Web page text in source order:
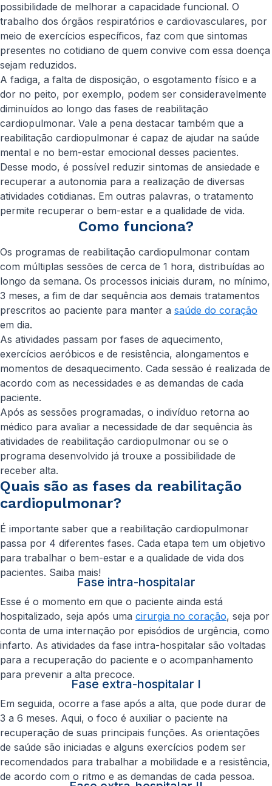
possibilidade de melhorar a capacidade funcional. O
trabalho dos órgãos respiratórios e cardiovasculares, por
meio de exercícios específicos, faz com que sintomas
presentes no cotidiano de quem convive com essa doença
sejam reduzidos.
A fadiga, a falta de disposição, o esgotamento físico e a
dor no peito, por exemplo, podem ser consideravelmente
diminuídos ao longo das fases de reabilitação
cardiopulmonar. Vale a pena destacar também que a
reabilitação cardiopulmonar é capaz de ajudar na saúde
mental e no bem-estar emocional desses pacientes.
Desse modo, é possível reduzir sintomas de ansiedade e
recuperar a autonomia para a realização de diversas
atividades cotidianas. Em outras palavras, o tratamento
permite recuperar o bem-estar e a qualidade de vida.
Como funciona?
Os programas de reabilitação cardiopulmonar contam
com múltiplas sessões de cerca de 1 hora, distribuídas ao
longo da semana. Os processos iniciais duram, no mínimo,
3 meses, a fim de dar sequência aos demais tratamentos
prescritos ao paciente para manter a saúde do coração
em dia.
As atividades passam por fases de aquecimento,
exercícios aeróbicos e de resistência, alongamentos e
momentos de desaquecimento. Cada sessão é realizada de
acordo com as necessidades e as demandas de cada
paciente.
Após as sessões programadas, o indivíduo retorna ao
médico para avaliar a necessidade de dar sequência às
atividades de reabilitação cardiopulmonar ou se o
programa desenvolvido já trouxe a possibilidade de
receber alta.
Quais são as fases da reabilitação
cardiopulmonar?
É importante saber que a reabilitação cardiopulmonar
passa por 4 diferentes fases. Cada etapa tem um objetivo
para trabalhar o bem-estar e a qualidade de vida dos
pacientes. Saiba mais!
Fase intra-hospitalar
Esse é o momento em que o paciente ainda está
hospitalizado, seja após uma cirurgia no coração, seja por
conta de uma internação por episódios de urgência, como
infarto. As atividades da fase intra-hospitalar são voltadas
para a recuperação do paciente e o acompanhamento
para prevenir a alta precoce.
Fase extra-hospitalar I
Em seguida, ocorre a fase após a alta, que pode durar de
3 a 6 meses. Aqui, o foco é auxiliar o paciente na
recuperação de suas principais funções. As orientações
de saúde são iniciadas e alguns exercícios podem ser
recomendados para trabalhar a mobilidade e a resistência,
de acordo com o ritmo e as demandas de cada pessoa.